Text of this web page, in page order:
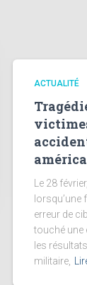
ACTUALITÉ
Le 28
lorsqu’une
erreur de
touché une
les
militaire,